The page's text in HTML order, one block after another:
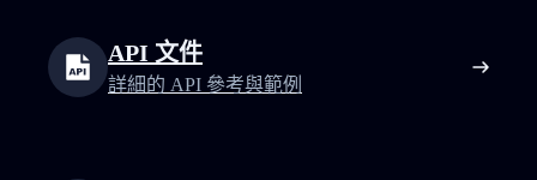
API 文件
詳細的 API 參考與範例